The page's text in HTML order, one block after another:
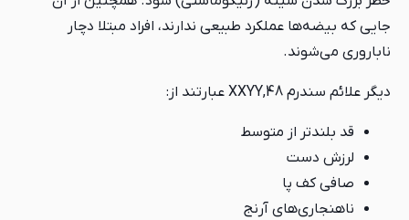
جایی که بیضه‌ها عملکرد طبیعی ندارند، افراد مبتلا دچار
ناباروری می‌شوند.
دیگر علائم سندرم 48,XXYY عبارتند از:
قد بلندتر از متوسط
لرزش دست
صافی کف پا
ناهنجاری‌های آرنج